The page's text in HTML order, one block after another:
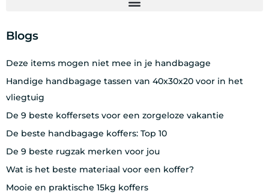
Blogs
Deze items mogen niet mee in je handbagage
Handige handbagage tassen van 40x30x20 voor in het
vliegtuig
De 9 beste koffersets voor een zorgeloze vakantie
De beste handbagage koffers: Top 10
De 9 beste rugzak merken voor jou
Wat is het beste materiaal voor een koffer?
Mooie en praktische 15kg koffers